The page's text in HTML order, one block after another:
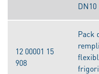
DN10
12 00001 15
908
Pack